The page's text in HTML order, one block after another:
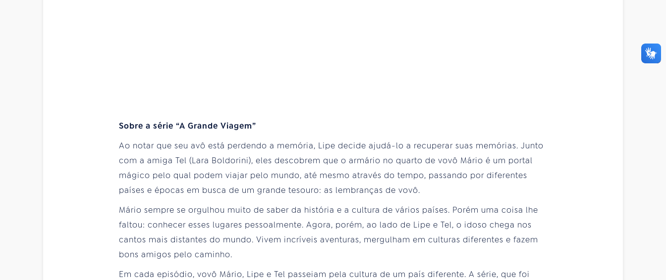
Sobre a série “A Grande Viagem”
Ao notar que seu avô está perdendo a memória, Lipe decide ajudá-lo a recuperar suas memórias. Junto
com a amiga Tel (Lara Boldorini), eles descobrem que o armário no quarto de vovô Mário é um portal
mágico pelo qual podem viajar pelo mundo, até mesmo através do tempo, passando por diferentes
países e épocas em busca de um grande tesouro: as lembranças de vovô.
Mário sempre se orgulhou muito de saber da história e a cultura de vários países. Porém uma coisa lhe
faltou: conhecer esses lugares pessoalmente. Agora, porém, ao lado de Lipe e Tel, o idoso chega nos
cantos mais distantes do mundo. Vivem incríveis aventuras, mergulham em culturas diferentes e fazem
bons amigos pelo caminho.
Em cada episódio, vovô Mário, Lipe e Tel passeiam pela cultura de um país diferente. A série, que foi